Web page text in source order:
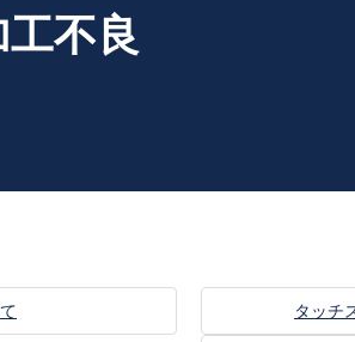
不良
タッチ